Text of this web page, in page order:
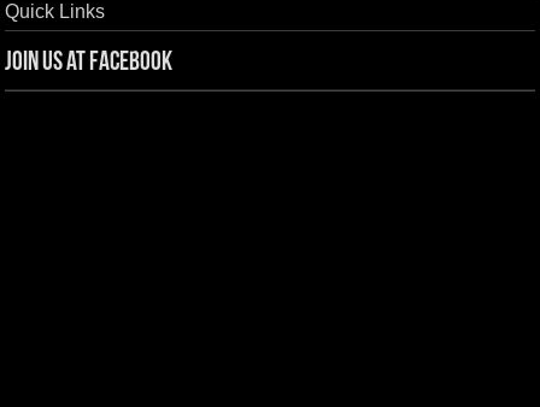
Quick Links
Join us at Facebook